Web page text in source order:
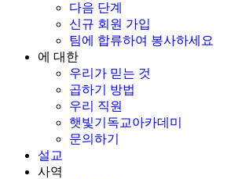
다음 단계
신규 회원 가입
팀에 합류하여 봉사하세요
에 대한
우리가 믿는 것
곱하기 방법
우리 직원
햇빛기독교아카데미
문의하기
설교
사역